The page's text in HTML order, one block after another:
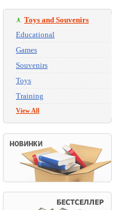
Toys and Souvenirs
Educational
Games
Souvenirs
Toys
Training
View All